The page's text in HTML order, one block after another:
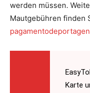
werden müssen.
Mautgebühren finden
Karte